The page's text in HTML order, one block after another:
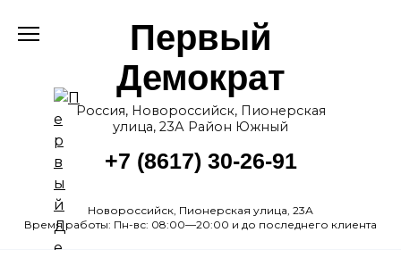
Первый
Демократ
Россия, Новороссийск, Пионерская
улица, 23А Район Южный
+7 (8617) 30-26-91
Новороссийск, Пионерская улица, 23А
Время работы: Пн-вс: 08:00—20:00 и до последнего клиента